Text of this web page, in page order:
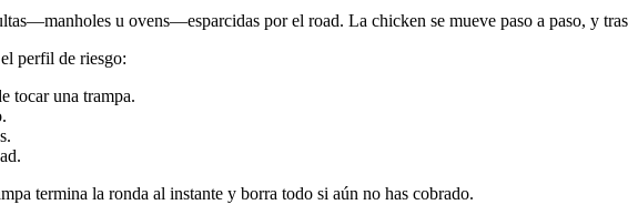
u ovens—esparcidas por el road. La chicken se mueve paso a paso, y
perfil de riesgo:
tocar una trampa.
termina la ronda al instante y borra todo si aún no has cobrado.